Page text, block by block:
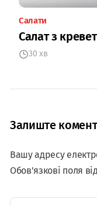
Салати
Салат з
30 хв
Залиште
Вашу адресу
Обов'язкові поля